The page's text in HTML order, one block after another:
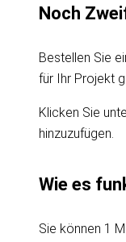
Noch
Bestellen Sie
für Ihr Projekt
Klicken Sie
hinzuzufügen.
Wie es
Sie können 1